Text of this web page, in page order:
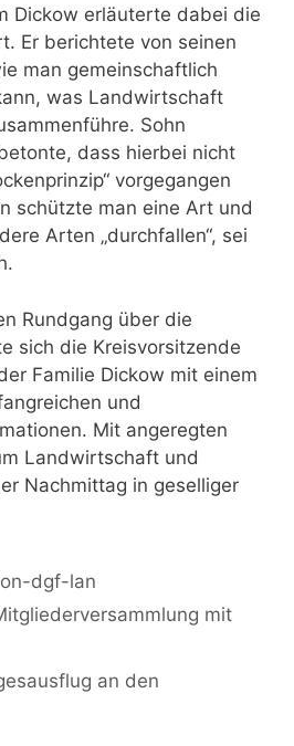
Dickow erläuterte dabei die
Er berichtete von seinen
man gemeinschaftlich
was Landwirtschaft
Sohn
dass hierbei nicht
vorgegangen
schützte man eine Art und
Arten „durchfallen“, sei
Rundgang über die
sich die Kreisvorsitzende
Familie Dickow mit einem
und
Mit angeregten
Landwirtschaft und
Nachmittag in geselliger
dgf-lan
mit
an den